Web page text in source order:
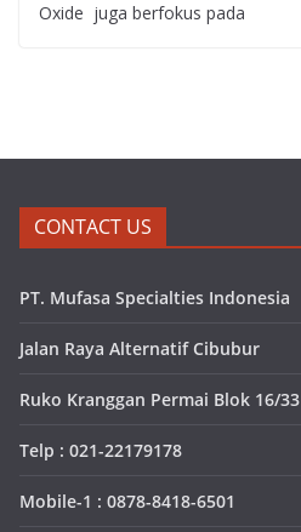
Oxide juga berfokus pada
CONTACT US
PT. Mufasa Specialties Indonesia
Jalan Raya Alternatif Cibubur
Ruko Kranggan Permai Blok 16/33
Telp : 021-22179178
Mobile-1 : 0878-8418-6501